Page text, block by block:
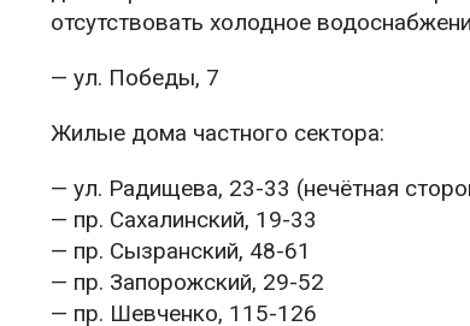
отсутствовать холодное
— ул. Победы, 7
Жилые дома частного сектора:
— ул. Радищева, 23-33 (нечётная
— пр. Сахалинский, 19-33
— пр. Сызранский, 48-61
— пр. Запорожский, 29-52
— пр. Шевченко, 115-126